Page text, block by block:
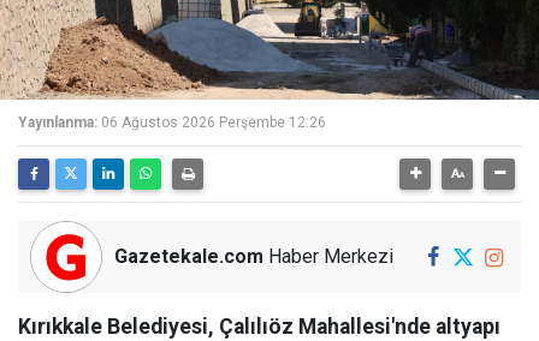
Yayınlanma: 06 Ağustos 2026 Perşembe 12:26
Gazetekale.com Haber Merkezi
Kırıkkale Belediyesi, Çalılıöz Mahallesi'nde altyapı